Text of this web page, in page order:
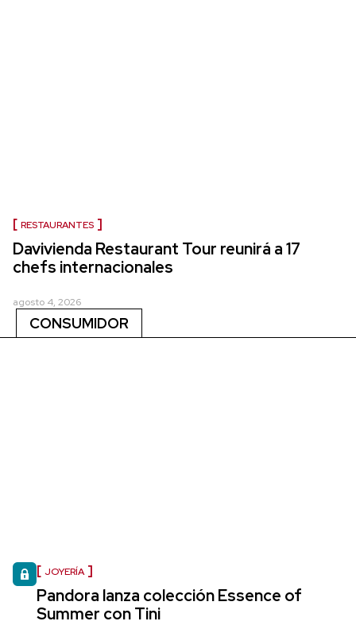
RESTAURANTES
Davivienda Restaurant Tour reunirá a 17
chefs internacionales
agosto 4, 2026
CONSUMIDOR
JOYERÍA
Pandora lanza colección Essence of
Summer con Tini